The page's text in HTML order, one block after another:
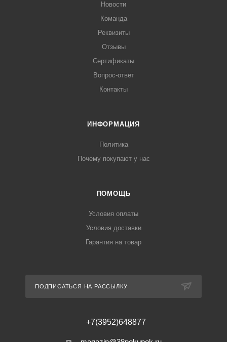
Новости
Команда
Реквизиты
Отзывы
Сертификаты
Вопрос-ответ
Контакты
ИНФОРМАЦИЯ
Политика
Почему покупают у нас
ПОМОЩЬ
Условия оплаты
Условия доставки
Гарантия на товар
ПОДПИСАТЬСЯ НА РАССЫЛКУ
+7(3952)648877